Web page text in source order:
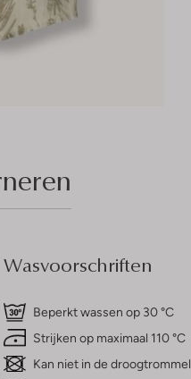
Wasvoorschriften
Beperkt wassen op 30 °C
Strijken op maximaal 110 °C
Kan niet in de droogtrommel